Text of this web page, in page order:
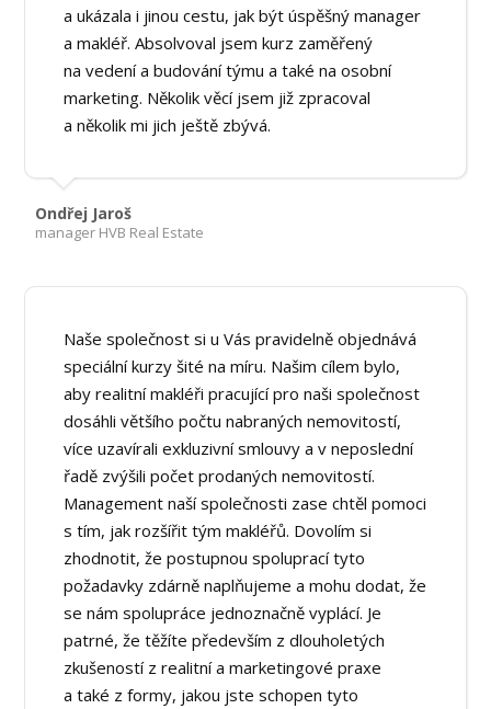
a ukázala i jinou cestu, jak být úspěšný manager
a makléř. Absolvoval jsem kurz zaměřený
na vedení a budování týmu a také na osobní
marketing. Několik věcí jsem již zpracoval
a několik mi jich ještě zbývá.
Ondřej Jaroš
manager HVB Real Estate
Naše společnost si u Vás pravidelně objednává
speciální kurzy šité na míru. Našim cílem bylo,
aby realitní makléři pracující pro naši společnost
dosáhli většího počtu nabraných nemovitostí,
více uzavírali exkluzivní smlouvy a v neposlední
řadě zvýšili počet prodaných nemovitostí.
Management naší společnosti zase chtěl pomoci
s tím, jak rozšířit tým makléřů. Dovolím si
zhodnotit, že postupnou spoluprací tyto
požadavky zdárně naplňujeme a mohu dodat, že
se nám spolupráce jednoznačně vyplácí. Je
patrné, že těžíte především z dlouholetých
zkušeností z realitní a marketingové praxe
a také z formy, jakou jste schopen tyto